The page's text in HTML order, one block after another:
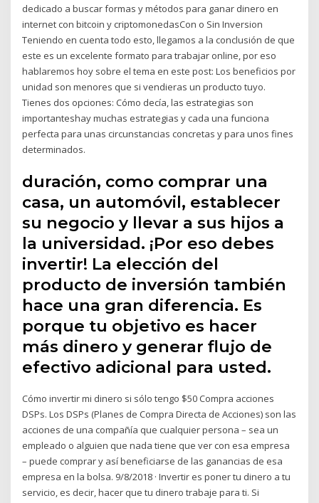
dedicado a buscar formas y métodos para ganar dinero en
internet con bitcoin y criptomonedasCon o Sin Inversion
Teniendo en cuenta todo esto, llegamos a la conclusión de que
este es un excelente formato para trabajar online, por eso
hablaremos hoy sobre el tema en este post: Los beneficios por
unidad son menores que si vendieras un producto tuyo.
Tienes dos opciones: Cómo decía, las estrategias son
importanteshay muchas estrategias y cada una funciona
perfecta para unas circunstancias concretas y para unos fines
determinados.
duración, como comprar una
casa, un automóvil, establecer
su negocio y llevar a sus hijos a
la universidad. ¡Por eso debes
invertir! La elección del
producto de inversión también
hace una gran diferencia. Es
porque tu objetivo es hacer
más dinero y generar flujo de
efectivo adicional para usted.
Cómo invertir mi dinero si sólo tengo $50 Compra acciones
DSPs. Los DSPs (Planes de Compra Directa de Acciones) son las
acciones de una compañía que cualquier persona – sea un
empleado o alguien que nada tiene que ver con esa empresa
– puede comprar y así beneficiarse de las ganancias de esa
empresa en la bolsa. 9/8/2018 · Invertir es poner tu dinero a tu
servicio, es decir, hacer que tu dinero trabaje para ti. Si